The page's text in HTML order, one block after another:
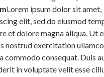
Lorem ipsum dolor sit amet,
elit, sed do eiusmod
et dolore magna aliqua. Ut
nostrud exercitation
commodo consequat. Duis
in voluptate velit esse